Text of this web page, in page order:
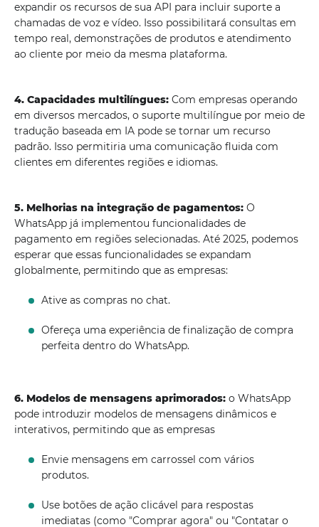
expandir os recursos de sua API para incluir suporte a
chamadas de voz e vídeo. Isso possibilitará consultas em
tempo real, demonstrações de produtos e atendimento
ao cliente por meio da mesma plataforma.
4. Capacidades multilíngues: Com empresas operando
em diversos mercados, o suporte multilíngue por meio de
tradução baseada em IA pode se tornar um recurso
padrão. Isso permitiria uma comunicação fluida com
clientes em diferentes regiões e idiomas.
5. Melhorias na integração de pagamentos: O
WhatsApp já implementou funcionalidades de
pagamento em regiões selecionadas. Até 2025, podemos
esperar que essas funcionalidades se expandam
globalmente, permitindo que as empresas:
Ative as compras no chat.
Ofereça uma experiência de finalização de compra
perfeita dentro do WhatsApp.
6. Modelos de mensagens aprimorados: o WhatsApp
pode introduzir modelos de mensagens dinâmicos e
interativos, permitindo que as empresas
Envie mensagens em carrossel com vários
produtos.
Use botões de ação clicável para respostas
imediatas (como "Comprar agora" ou "Contatar o